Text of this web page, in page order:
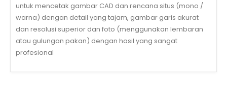
untuk mencetak gambar CAD dan rencana situs (mono /
warna) dengan detail yang tajam, gambar garis akurat
dan resolusi superior dan foto (menggunakan lembaran
atau gulungan pakan) dengan hasil yang sangat
profesional